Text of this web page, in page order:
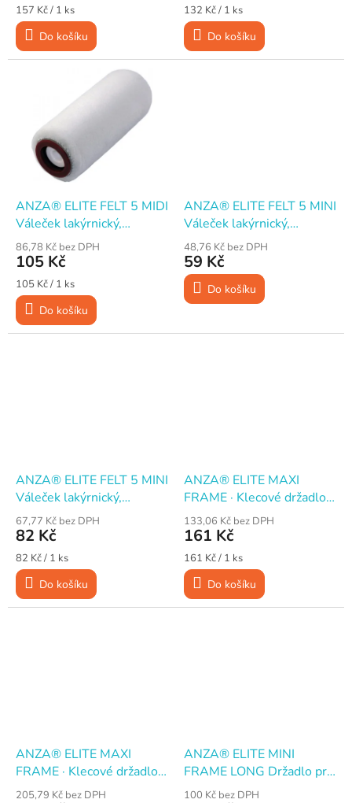
Měrná
cena:
157 Kč / 1 ks
Do košíku
Měrná
cena:
132 Kč / 1 ks
Do košíku
ANZA® ELITE FELT 5 MIDI
Váleček lakýrnický,
plstěný, 10 cm
86,78 Kč bez DPH
105 Kč
Měrná
cena:
105 Kč / 1 ks
Do košíku
ANZA® ELITE FELT 5 MINI
Váleček lakýrnický,
plstěný, 10 cm
48,76 Kč bez DPH
59 Kč
Do košíku
ANZA® ELITE FELT 5 MINI
Váleček lakýrnický,
plstěný, 15 cm
67,77 Kč bez DPH
82 Kč
Měrná
cena:
82 Kč / 1 ks
Do košíku
ANZA® ELITE MAXI
FRAME · Klecové držadlo
pro válečky · 18 cm
133,06 Kč bez DPH
161 Kč
Měrná
cena:
161 Kč / 1 ks
Do košíku
ANZA® ELITE MAXI
FRAME · Klecové držadlo
pro válečky · 25 cm
205,79 Kč bez DPH
ANZA® ELITE MINI
FRAME LONG Držadlo pro
válečky · š. 10 cm · d. 54
100 Kč bez DPH